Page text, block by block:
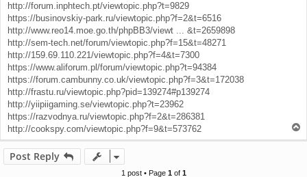
http://forum.inphtech.pt/viewtopic.php?t=9829
https://businovskiy-park.ru/viewtopic.php?f=2&t=6516
http://www.reo14.moe.go.th/phpBB3/viewt ... &t=2659898
http://sem-tech.net/forum/viewtopic.php?f=15&t=48271
http://159.69.110.221/viewtopic.php?f=4&t=7300
https://www.aliforum.pl/forum/viewtopic.php?t=94384
https://forum.cambunny.co.uk/viewtopic.php?f=3&t=172038
http://frastu.ru/viewtopic.php?pid=139274#p139274
http://yiipiigaming.se/viewtopic.php?t=23962
https://razvodnya.ru/viewtopic.php?f=2&t=286381
http://cookspy.com/viewtopic.php?f=9&t=573762
o
Post Reply
1 post • Page 1of 1